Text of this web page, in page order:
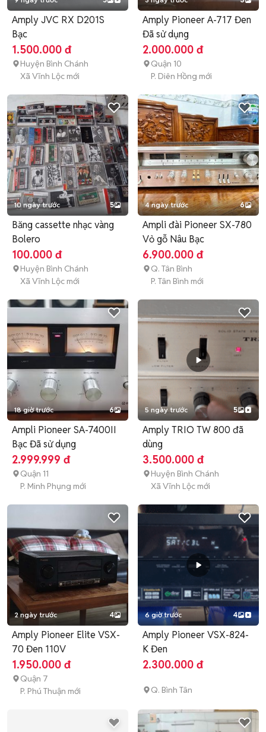
Amply JVC RX D201S
Bạc
1.500.000 đ
Huyện Bình Chánh
Xã Vĩnh Lộc mới
Amply Pioneer A-717 Đen
Đã sử dụng
2.000.000 đ
Quận 10
P. Diên Hồng mới
10 ngày trước 5
Băng cassette nhạc vàng
Bolero
100.000 đ
Huyện Bình Chánh
Xã Vĩnh Lộc mới
4 ngày trước 6
Ampli đài Pioneer SX-780
Vỏ gỗ Nâu Bạc
6.900.000 đ
Q. Tân Bình
P. Tân Bình mới
18 giờ trước 6
Ampli Pioneer SA-7400II
Bạc Đã sử dụng
2.999.999 đ
Quận 11
P. Minh Phụng mới
5 ngày trước 5
Amply TRIO TW 800 đã
dùng
3.500.000 đ
Huyện Bình Chánh
Xã Vĩnh Lộc mới
2 ngày trước 4
Amply Pioneer Elite VSX-
70 Đen 110V
1.950.000 đ
Quận 7
P. Phú Thuận mới
6 giờ trước 4
Amply Pioneer VSX-824-
K Đen
2.300.000 đ
Q. Bình Tân